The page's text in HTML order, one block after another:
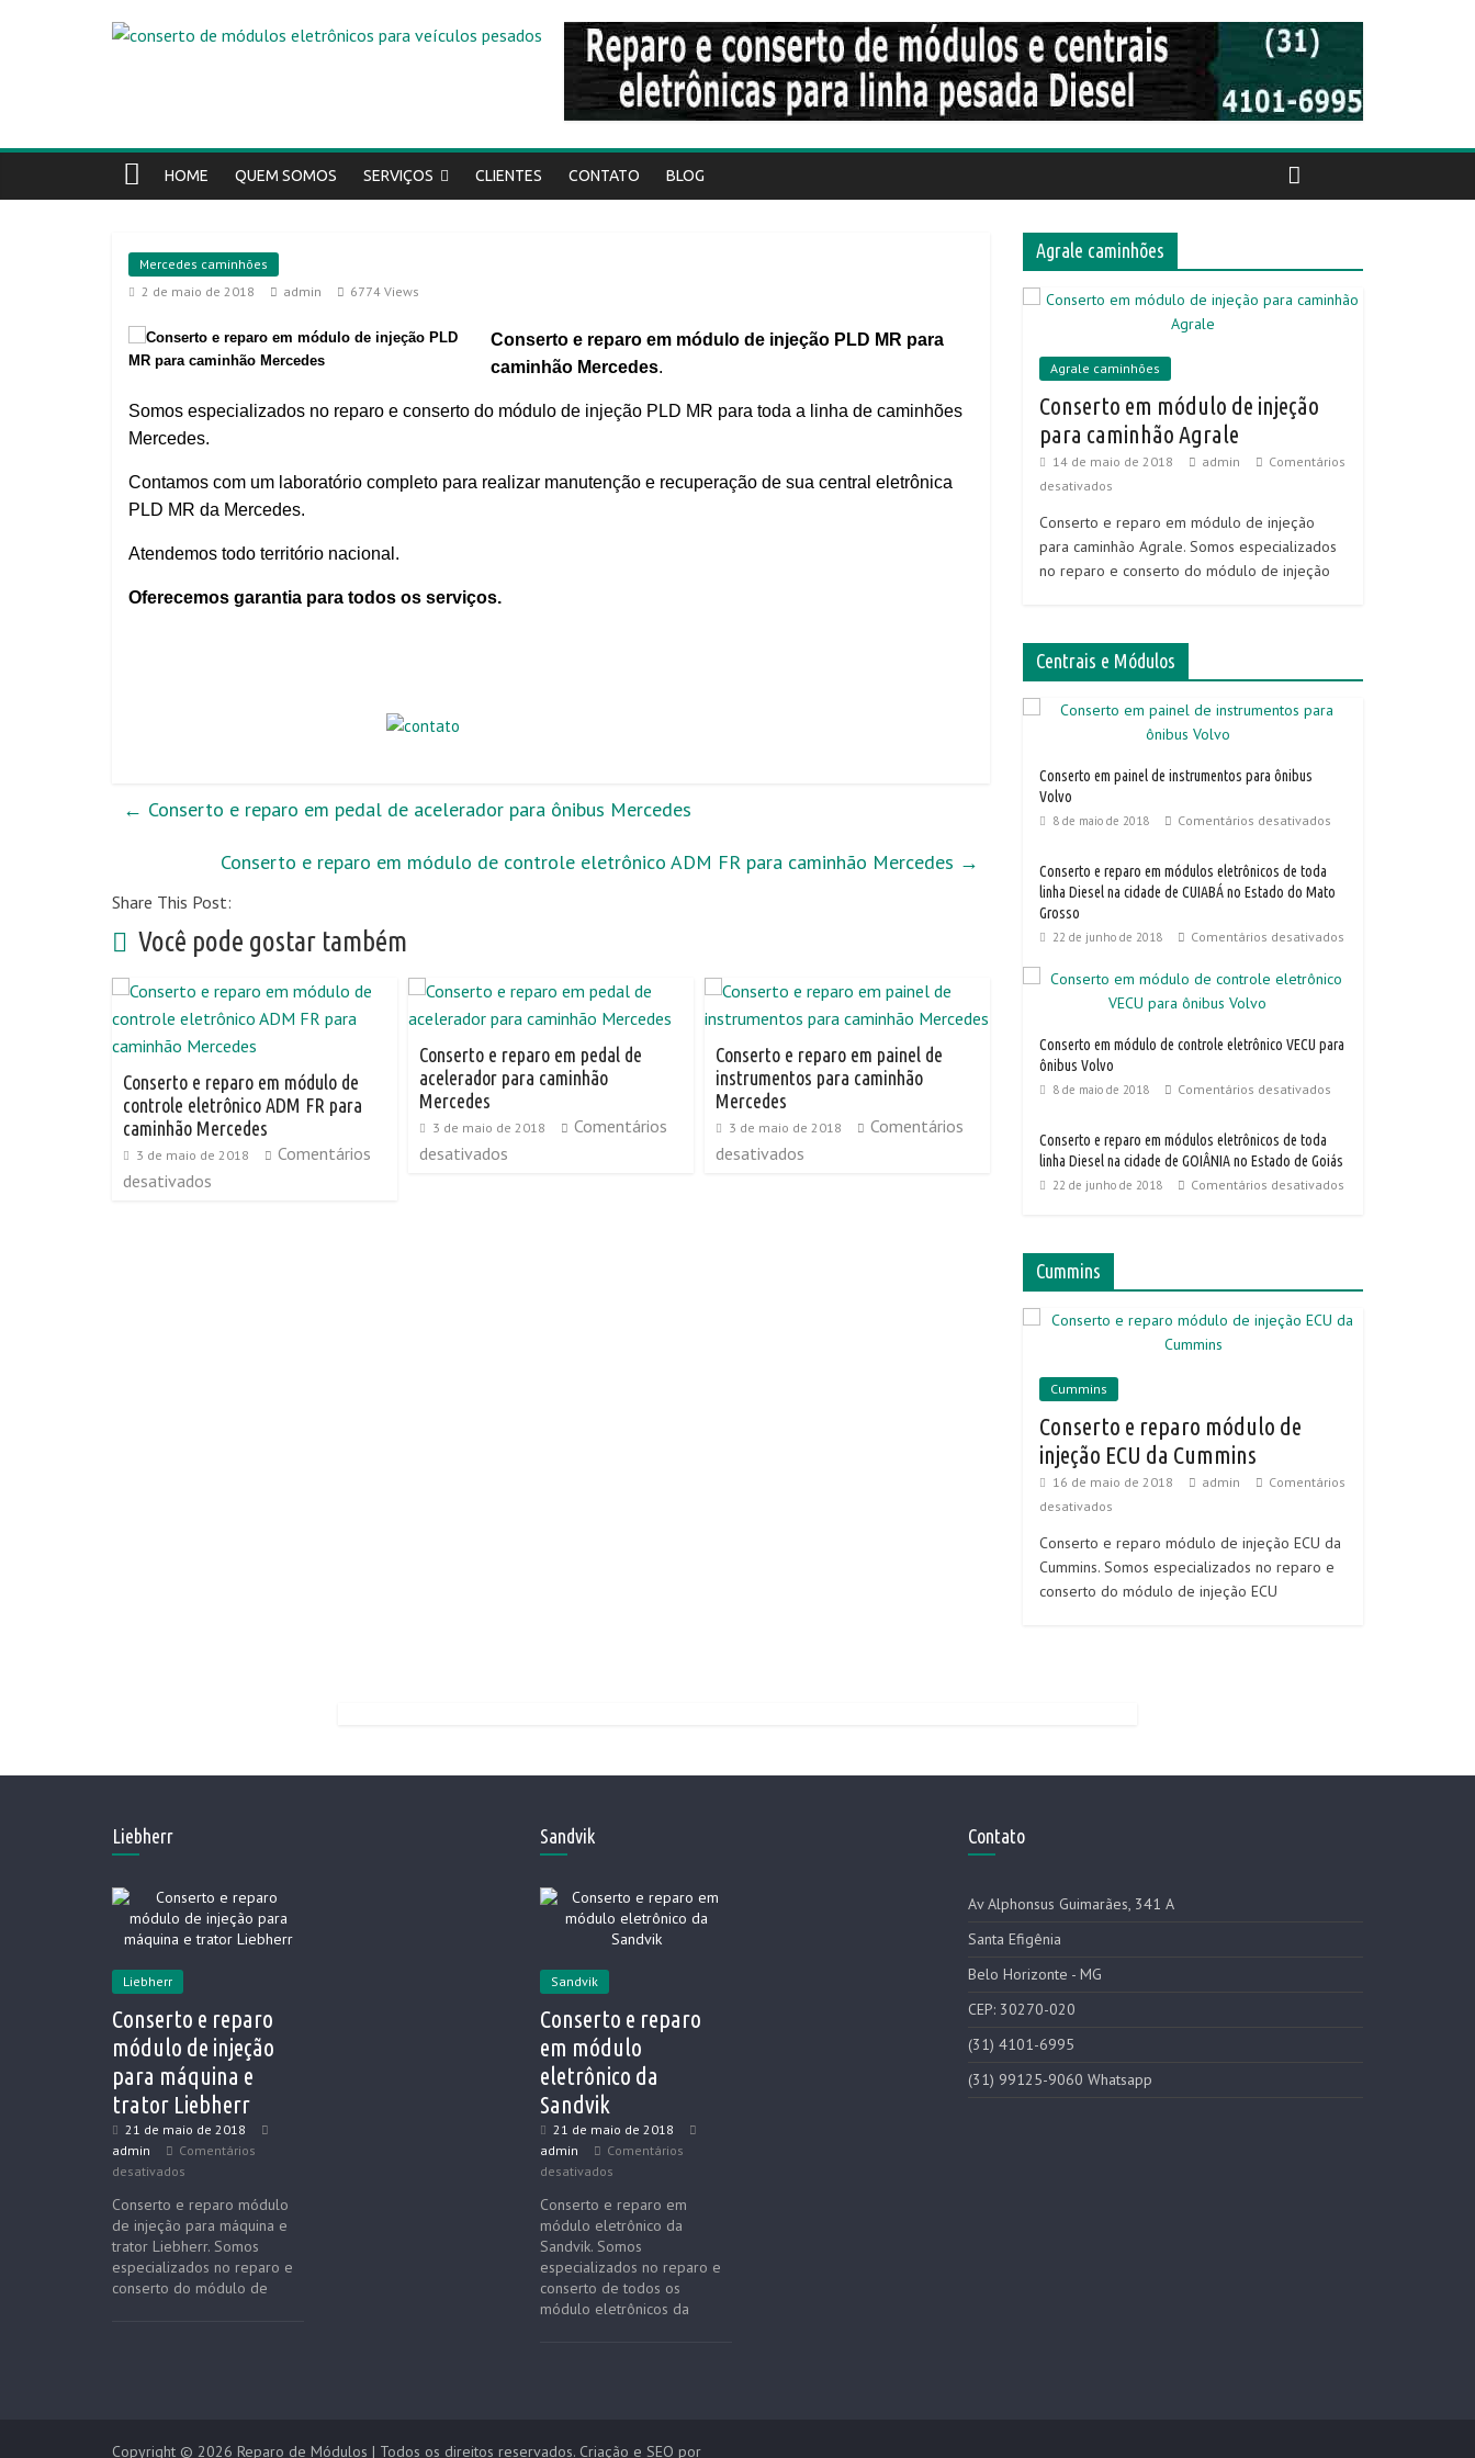
HOME QUEM SOMOS SERVIÇOS CLIENTES CONTATO BLOG
Mercedes caminhões
2 de maio de 2018
admin 6774 Views
Conserto e reparo em módulo de injeção PLD MR para
caminhão Mercedes.
Somos especializados no reparo e conserto do módulo de injeção PLD MR para toda a linha de caminhões
Mercedes.
Contamos com um laboratório completo para realizar manutenção e recuperação de sua central eletrônica
PLD MR da Mercedes.
Atendemos todo território nacional.
Oferecemos garantia para todos os serviços.
← Conserto e reparo em pedal de acelerador para ônibus Mercedes
Conserto e reparo em módulo de controle eletrônico ADM FR para caminhão Mercedes →
Share This Post:
Você pode gostar também
Conserto e reparo em módulo de
controle eletrônico ADM FR para
caminhão Mercedes
3 de maio de 2018
Comentários
desativados
Conserto e reparo em pedal de
acelerador para caminhão
Mercedes
3 de maio de 2018
Comentários
desativados
Conserto e reparo em painel de
instrumentos para caminhão
Mercedes
3 de maio de 2018
Comentários
desativados
Agrale caminhões
Agrale caminhões
Conserto em módulo de injeção
para caminhão Agrale
14 de maio de 2018 admin
Comentários
desativados
Conserto e reparo em módulo de injeção
para caminhão Agrale. Somos especializados
no reparo e conserto do módulo de injeção
Centrais e Módulos
Conserto em painel de instrumentos para ônibus
Volvo
8 de maio de 2018 Comentários desativados
Conserto e reparo em módulos eletrônicos de toda
linha Diesel na cidade de CUIABÁ no Estado do Mato
Grosso
22 de junho de 2018 Comentários desativados
Conserto em módulo de controle eletrônico VECU para
ônibus Volvo
8 de maio de 2018 Comentários desativados
Conserto e reparo em módulos eletrônicos de toda
linha Diesel na cidade de GOIÂNIA no Estado de Goiás
22 de junho de 2018 Comentários desativados
Cummins
Cummins
Conserto e reparo módulo de
injeção ECU da Cummins
16 de maio de 2018 admin
Comentários
desativados
Conserto e reparo módulo de injeção ECU da
Cummins. Somos especializados no reparo e
conserto do módulo de injeção ECU
Liebherr
Liebherr
Conserto e reparo
módulo de injeção
para máquina e
trator Liebherr
21 de maio de 2018
admin
Comentários
desativados
Conserto e reparo módulo
de injeção para máquina e
trator Liebherr. Somos
especializados no reparo e
conserto do módulo de
Sandvik
Sandvik
Conserto e reparo
em módulo
eletrônico da
Sandvik
21 de maio de 2018
admin
Comentários
desativados
Conserto e reparo em
módulo eletrônico da
Sandvik. Somos
especializados no reparo e
conserto de todos os
módulo eletrônicos da
Contato
Av Alphonsus Guimarães, 341 A
Santa Efigênia
Belo Horizonte - MG
CEP: 30270-020
(31) 4101-6995
(31) 99125-9060 Whatsapp
Copyright © 2026 Reparo de Módulos | Todos os direitos reservados. Criação e SEO por